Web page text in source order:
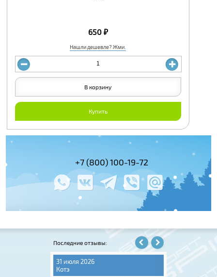
Нашли дешевле? Жми.
650 ₽
Купить
В корзину
+7 (495)
+7 (800) 100-19-72
978-61-54
Последние отзывы:
31 июля 2026
Котэ